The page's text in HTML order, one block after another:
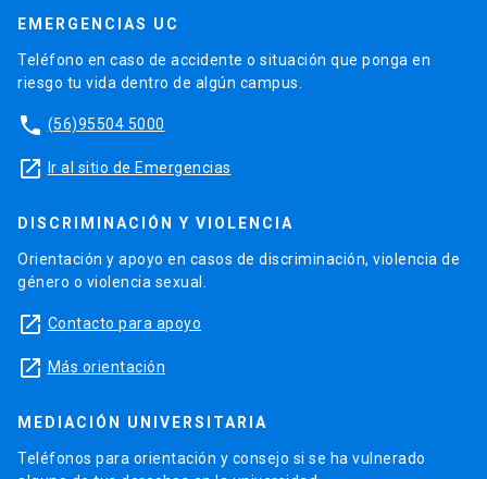
EMERGENCIAS UC
Teléfono en caso de accidente o situación que ponga en
riesgo tu vida dentro de algún campus.
phone (56)95504 5000
launch Ir al sitio de Emergencias
DISCRIMINACIÓN Y VIOLENCIA
Orientación y apoyo en casos de discriminación, violencia de
género o violencia sexual.
launch Contacto para apoyo
launch Más orientación
MEDIACIÓN UNIVERSITARIA
Teléfonos para orientación y consejo si se ha vulnerado